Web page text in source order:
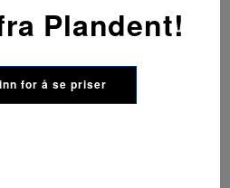
Plandent!
for å se priser